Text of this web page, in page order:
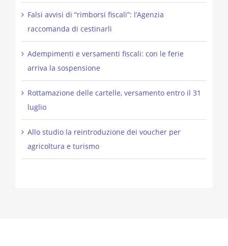
Falsi avvisi di “rimborsi fiscali”: l’Agenzia
raccomanda di cestinarli
Adempimenti e versamenti fiscali: con le ferie
arriva la sospensione
Rottamazione delle cartelle, versamento entro il 31
luglio
Allo studio la reintroduzione dei voucher per
agricoltura e turismo